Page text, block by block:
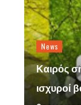
News
Καιρός
ισχυροί